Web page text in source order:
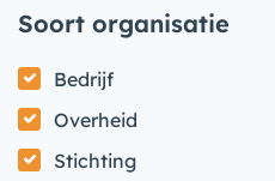
Soort organisatie
Bedrijf
Overheid
Stichting